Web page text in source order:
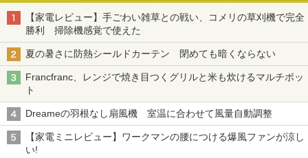
【家電レビュー】手ごわい雑草との戦い、コメリの草刈機で完全
勝利 掃除機感覚で使えた
夏の暑さに防熱シールドカーテン 閉めても暗くならない
Francfranc、レンジで焼き目つくグリルと米も炊けるマルチポッ
ト
Dreameの羽根なし扇風機 室温に合わせて風量自動調整
【家電ミニレビュー】ワークマンの腰につける爆風ファンが涼し
い!